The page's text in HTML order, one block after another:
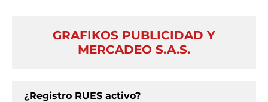
GRAFIKOS PUBLICIDAD Y
MERCADEO S.A.S.
¿Registro RUES activo?